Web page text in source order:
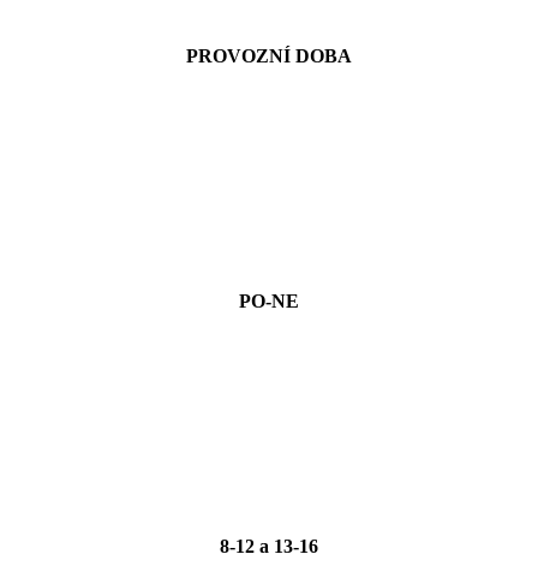
PROVOZNÍ DOBA
PO-NE
8-12 a 13-16